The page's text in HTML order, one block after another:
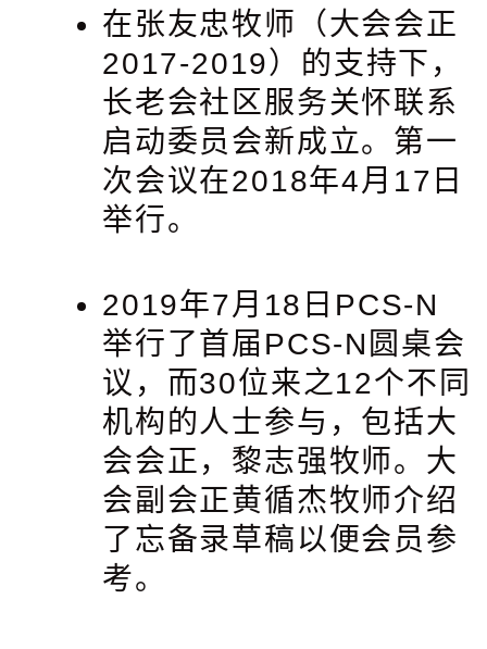
在张友忠牧师（大会会正
2017-2019）的支持下，
长老会社区服务关怀联系
启动委员会新成立。第一
次会议在2018年4月17日
举行。
2019年7月18日PCS-N
举行了首届PCS-N圆桌会
议，而30位来之12个不同
机构的人士参与，包括大
会会正，黎志强牧师。大
会副会正黄循杰牧师介绍
了忘备录草稿以便会员参
考。